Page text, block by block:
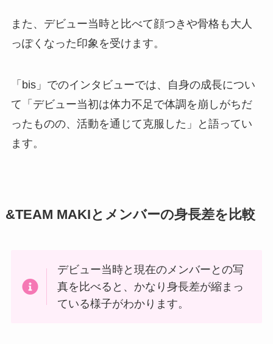
また、デビュー当時と比べて顔つきや骨格も大人
っぽくなった印象を受けます。
「bis」でのインタビューでは、自身の成長につい
て「デビュー当初は体力不足で体調を崩しがちだ
ったものの、活動を通じて克服した」と語ってい
ます。
&TEAM MAKIとメンバーの身長差を比較
デビュー当時と現在のメンバーとの写
真を比べると、かなり身長差が縮まっ
ている様子がわかります。